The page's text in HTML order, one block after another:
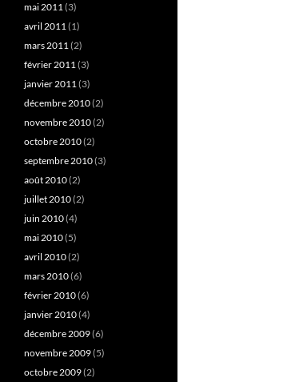
mai 2011(3)
avril 2011(1)
mars 2011(2)
février 2011(3)
janvier 2011(3)
décembre 2010(2)
novembre 2010(2)
octobre 2010(2)
septembre 2010(3)
août 2010(2)
juillet 2010(2)
juin 2010(4)
mai 2010(5)
avril 2010(2)
mars 2010(6)
février 2010(6)
janvier 2010(4)
décembre 2009(6)
novembre 2009(5)
octobre 2009(2)